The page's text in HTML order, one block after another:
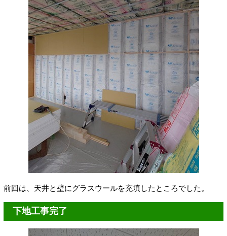
前回は、天井と壁にグラスウールを充填したところでした。
下地工事完了